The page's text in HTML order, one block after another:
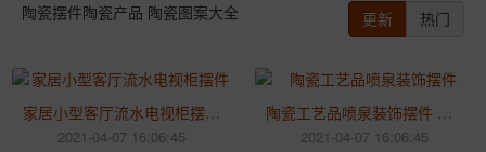
更新 热门
陶瓷摆件陶瓷产品 陶瓷图案大全
家居小型客厅流水电视柜摆件 陶瓷喷泉桌面加湿器创意生日礼物
2021-04-07 16:06:45
陶瓷工艺品喷泉装饰摆件 店面公司乔迁结婚礼物
2021-04-07 16:06:45